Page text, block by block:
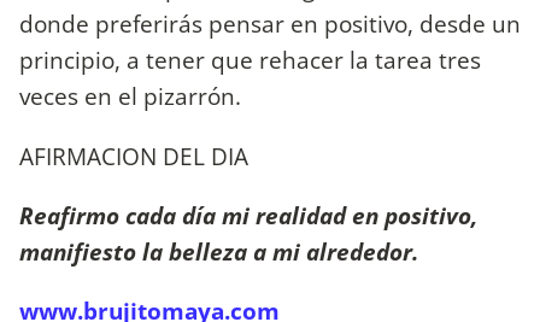
donde preferirás pensar en positivo, desde un
principio, a tener que rehacer la tarea tres
veces en el pizarrón.
AFIRMACION DEL DIA
Reafirmo cada día mi realidad en positivo,
manifiesto la belleza a mi alrededor.
www.brujitomaya.com